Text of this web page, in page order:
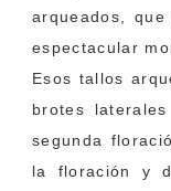
arqueados,
espectacular
Esos tallos
brotes
segunda
la floración y